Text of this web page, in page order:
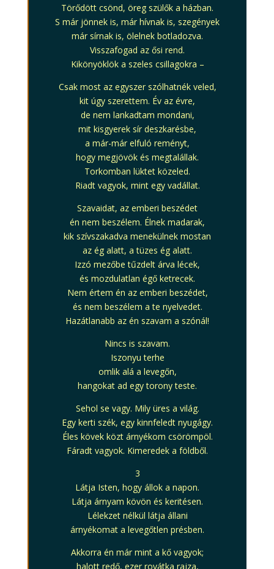
Törődött csönd, öreg szülők a házban.
S már jönnek is, már hívnak is, szegények
már sírnak is, ölelnek botladozva.
Visszafogad az ősi rend.
Kikönyöklök a szeles csillagokra –
Csak most az egyszer szólhatnék veled,
kit úgy szerettem. Év az évre,
de nem lankadtam mondani,
mit kisgyerek sír deszkarésbe,
a már-már elfuló reményt,
hogy megjövök és megtalállak.
Torkomban lüktet közeled.
Riadt vagyok, mint egy vadállat.
Szavaidat, az emberi beszédet
én nem beszélem. Élnek madarak,
kik szívszakadva menekülnek mostan
az ég alatt, a tüzes ég alatt.
Izzó mezőbe tűzdelt árva lécek,
és mozdulatlan égő ketrecek.
Nem értem én az emberi beszédet,
és nem beszélem a te nyelvedet.
Hazátlanabb az én szavam a szónál!
Nincs is szavam.
Iszonyu terhe
omlik alá a levegőn,
hangokat ad egy torony teste.
Sehol se vagy. Mily üres a világ.
Egy kerti szék, egy kinnfeledt nyugágy.
Éles kövek közt árnyékom csörömpöl.
Fáradt vagyok. Kimeredek a földből.
3
Látja Isten, hogy állok a napon.
Látja árnyam kövön és keritésen.
Lélekzet nélkül látja állani
árnyékomat a levegőtlen présben.
Akkorra én már mint a kő vagyok;
halott redő, ezer rovátka rajza,